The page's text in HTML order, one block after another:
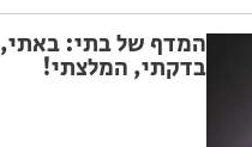
המדף של בתי: באתי,
בדקתי, המלצתי!